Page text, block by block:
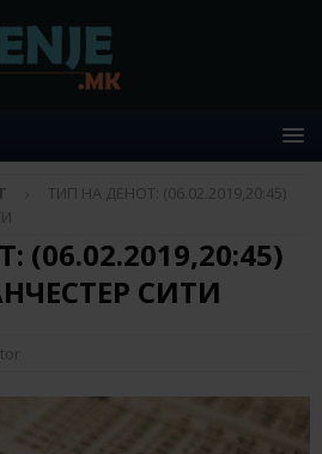
ТИП НА ДЕНОТ: (06.02.2019,20:45)
(06.02.2019,20:45)
СИТИ